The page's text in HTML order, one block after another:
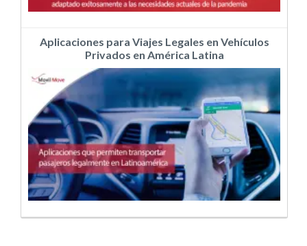
Aplicaciones para Viajes Legales en Vehículos
Privados en América Latina